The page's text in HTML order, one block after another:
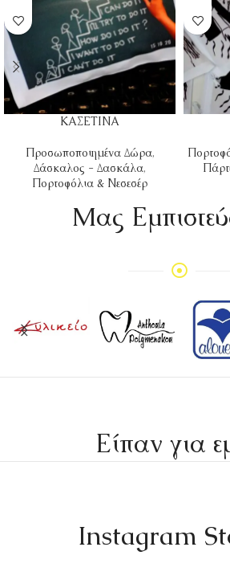
ΚΑΣΕΤΙΝΑ
Προσωποποιημένα Δώρα,
Δάσκαλος - Δασκάλα,
Πορτοφόλια & Νεσεσέρ
Mας
Είπαν για
Instagram